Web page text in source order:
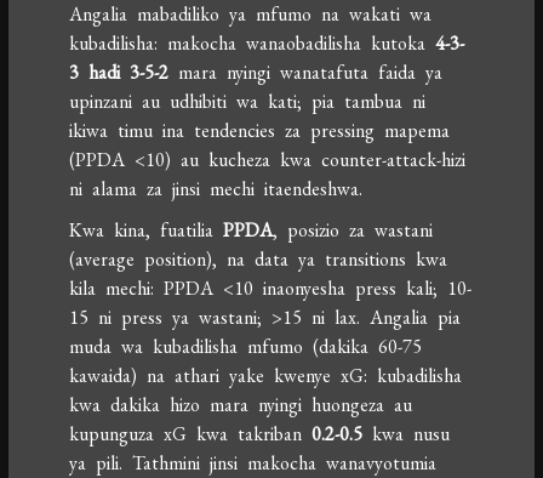
Angalia mabadiliko ya mfumo na wakati wa
kubadilisha: makocha wanaobadilisha kutoka4-3-
3 hadi 3-5-2 mara nyingi wanatafuta faida ya
upinzani au udhibiti wa kati; pia tambua ni
ikiwa timu ina tendencies za pressing mapema
(PPDA <10) au kucheza kwa counter-attack-hizi
ni alama za jinsi mechi itaendeshwa.
Kwa kina, fuatiliaPPDA, posizio za wastani
(average position), na data ya transitions kwa
kila mechi: PPDA <10 inaonyesha press kali; 10-
15 ni press ya wastani; >15 ni lax. Angalia pia
muda wa kubadilisha mfumo (dakika 60-75
kawaida) na athari yake kwenye xG: kubadilisha
kwa dakika hizo mara nyingi huongeza au
kupunguza xG kwa takriban0.2-0.5 kwa nusu
ya pili. Tathmini jinsi makocha wanavyotumia